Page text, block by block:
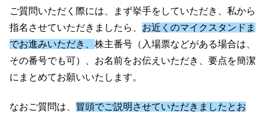
ご質問いただく際には、まず挙手をしていただき、私から
指名させていただきましたら、 お近くのマイクスタンドま
でお進みいただき、 株主番号（入場票などがある場合は、
その番号でも可）、お名前をお伝えいただき、要点を簡潔
にまとめてお願いいたします。
なおご質問は、
冒頭でご説明させていただきましたとお